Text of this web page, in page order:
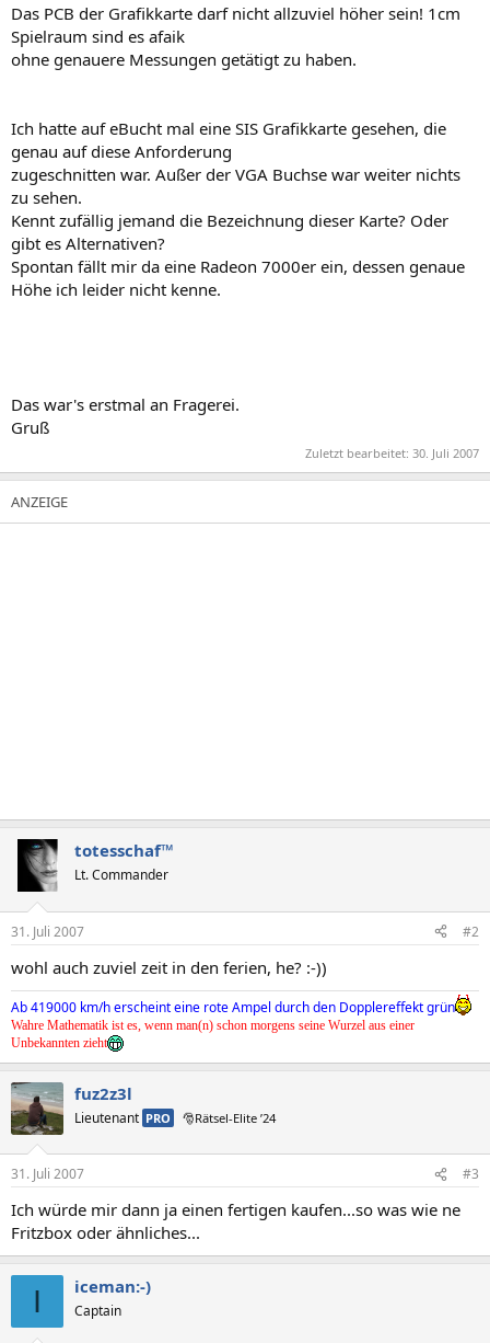
Das PCB der Grafikkarte darf nicht allzuviel höher sein! 1cm
Spielraum sind es afaik
ohne genauere Messungen getätigt zu haben.
Ich hatte auf eBucht mal eine SIS Grafikkarte gesehen, die
genau auf diese Anforderung
zugeschnitten war. Außer der VGA Buchse war weiter nichts
zu sehen.
Kennt zufällig jemand die Bezeichnung dieser Karte? Oder
gibt es Alternativen?
Spontan fällt mir da eine Radeon 7000er ein, dessen genaue
Höhe ich leider nicht kenne.
Das war's erstmal an Fragerei.
Gruß
Zuletzt bearbeitet: 30. Juli 2007
totesschaf™
Lt. Commander
31. Juli 2007 #2
wohl auch zuviel zeit in den ferien, he? :-))
Ab 419000 km/h erscheint eine rote Ampel durch den Dopplereffekt grün
Wahre Mathematik ist es, wenn man(n) schon morgens seine Wurzel aus einer
Unbekannten zieht
fuz2z3l
Lieutenant PRO 🎅Rätsel-Elite ’24
31. Juli 2007 #3
Ich würde mir dann ja einen fertigen kaufen...so was wie ne
Fritzbox oder ähnliches...
I iceman:-)
Captain